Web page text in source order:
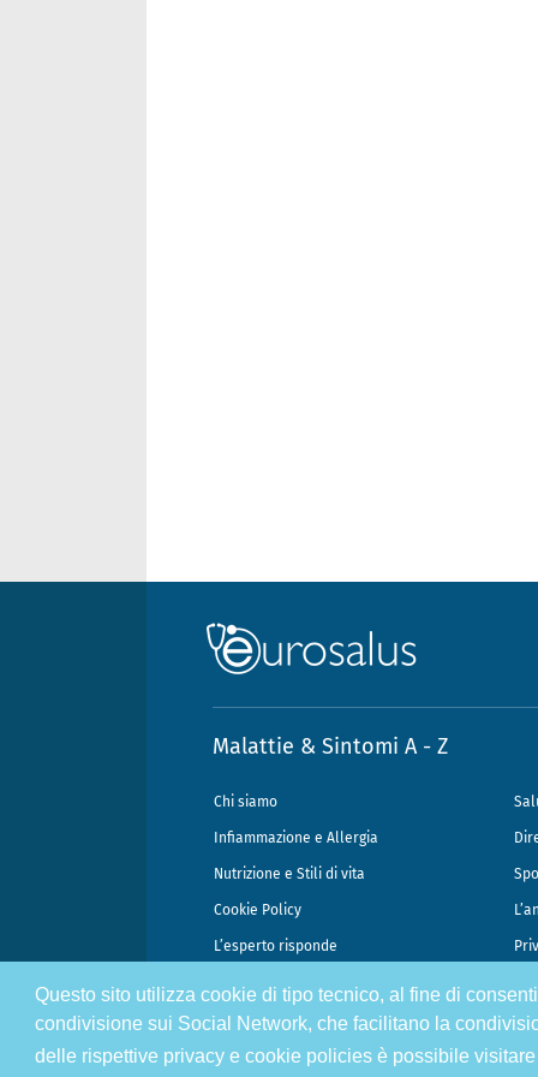
Questo sito utilizza cookie di tipo tecnico, al fine di
condivisione sui Social Network, che facilitano la
delle rispettive privacy e cookie policies è possibile
Malattie & Sintomi A - Z
Chi siamo
Infiammazione e Allergia
Nutrizione e Stili di vita
Cookie Policy
L’esperto risponde
@2026 - Gek Srl, P.IVA 07333890965 - Direzione Scientifica Dottor Attilio